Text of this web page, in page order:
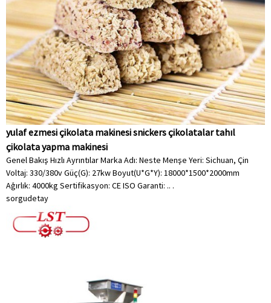
yulaf ezmesi çikolata makinesi snickers çikolatalar tahıl
çikolata yapma makinesi
Genel Bakış Hızlı Ayrıntılar Marka Adı: Neste Menşe Yeri: Sichuan, Çin
Voltaj: 330/380v Güç(G): 27kw Boyut(U*G*Y): 18000*1500*2000mm
Ağırlık: 4000kg Sertifikasyon: CE ISO Garanti: .. .
sorgudetay